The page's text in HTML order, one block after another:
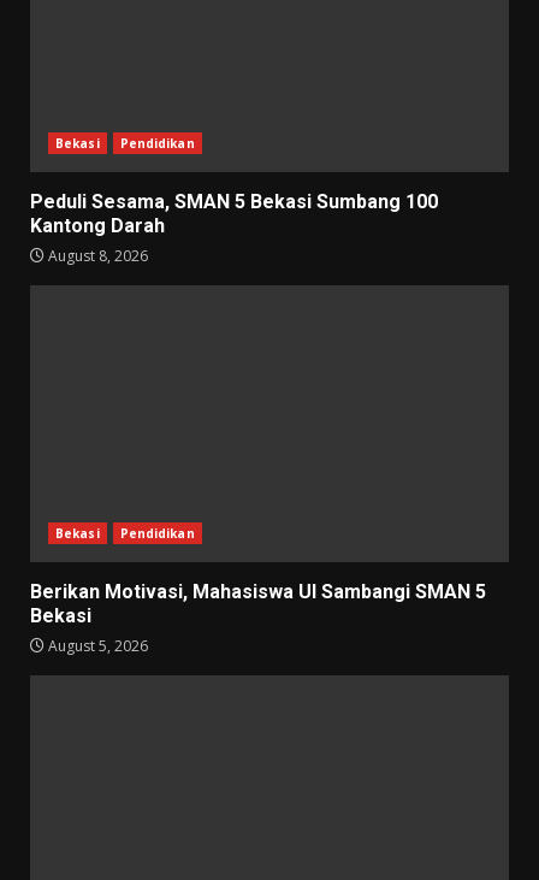
Bekasi Pendidikan
Peduli Sesama, SMAN 5 Bekasi Sumbang 100
Kantong Darah
August 8, 2026
Bekasi Pendidikan
Berikan Motivasi, Mahasiswa UI Sambangi SMAN 5
Bekasi
August 5, 2026